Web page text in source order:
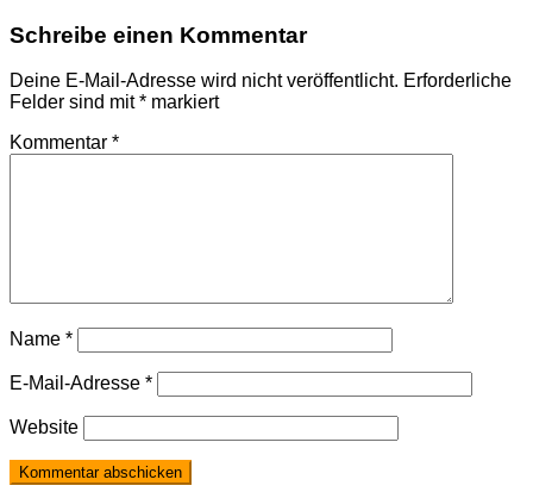
Schreibe einen Kommentar
Deine E-Mail-Adresse wird nicht veröffentlicht. Erforderliche
Felder sind mit* markiert
Kommentar *
Name *
E-Mail-Adresse *
Website